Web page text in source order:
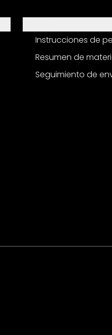
Instrucciones de
Resumen de
Seguimiento de